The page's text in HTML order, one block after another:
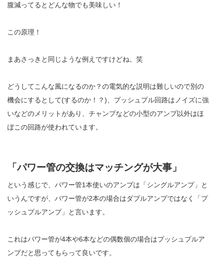
腹減ってるとどんな物でも美味しい！
この原理！
まあさっきと同じような例えですけどね。笑
どうしてこんな風になるのか？の電気的な説明は難しいので別の
機会にするとして(するのか！？)、プッシュプル回路はノイズに強
いなどのメリットがあり、チャンプなどの小型のアンプ以外はほ
ぼこの回路が使われています。
「パワー管の交換はマッチングが大事」
という感じで、パワー管1本使いのアンプは「シングルアンプ」と
いうんですが、パワー管が2本の場合はダブルアンプではなく「プ
ッシュプルアンプ」と言います。
これはパワー管が4本や6本などの偶数個の場合はプッシュプルア
ンプだと思ってもらって良いです。